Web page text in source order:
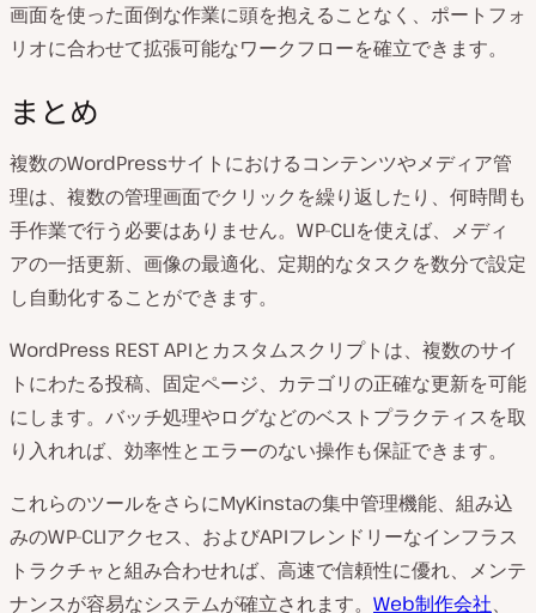
画面を使った面倒な作業に頭を抱えることなく、ポートフォ
リオに合わせて拡張可能なワークフローを確立できます。
まとめ
複数のWordPressサイトにおけるコンテンツやメディア管
理は、複数の管理画面でクリックを繰り返したり、何時間も
手作業で行う必要はありません。WP-CLIを使えば、メディ
アの一括更新、画像の最適化、定期的なタスクを数分で設定
し自動化することができます。
WordPress REST APIとカスタムスクリプトは、複数のサイ
トにわたる投稿、固定ページ、カテゴリの正確な更新を可能
にします。バッチ処理やログなどのベストプラクティスを取
り入れれば、効率性とエラーのない操作も保証できます。
これらのツールをさらにMyKinstaの集中管理機能、組み込
みのWP-CLIアクセス、およびAPIフレンドリーなインフラス
トラクチャと組み合わせれば、高速で信頼性に優れ、メンテ
ナンスが容易なシステムが確立されます。 Web制作会社、